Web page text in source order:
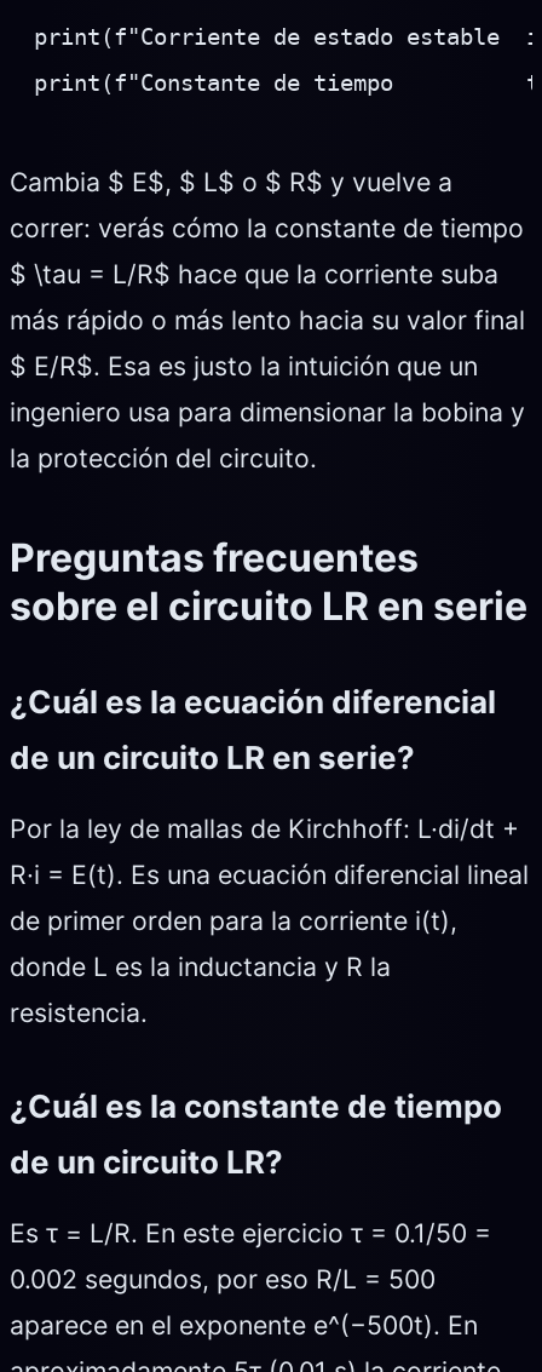
print(f"Corriente de estado
print(f"Constante de tiempo
Cambia $ E$, $ L$ o $ R$ y vuelve a
correr: verás cómo la constante de tiempo
$ \tau = L/R$ hace que la corriente suba
más rápido o más lento hacia su valor final
$ E/R$. Esa es justo la intuición que un
ingeniero usa para dimensionar la bobina y
la protección del circuito.
Preguntas frecuentes
sobre el circuito LR en serie
¿Cuál es la ecuación diferencial
de un circuito LR en serie?
Por la ley de mallas de Kirchhoff: L·di/dt +
R·i = E(t). Es una ecuación diferencial lineal
de primer orden para la corriente i(t),
donde L es la inductancia y R la
resistencia.
¿Cuál es la constante de tiempo
de un circuito LR?
Es τ = L/R. En este ejercicio τ = 0.1/50 =
0.002 segundos, por eso R/L = 500
aparece en el exponente e^(−500t). En